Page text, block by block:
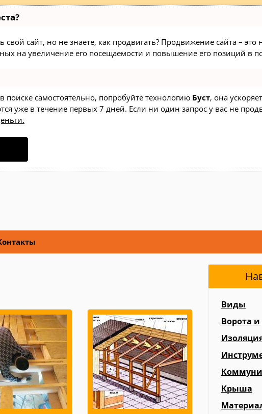
сайт, но не знаете, как продвигать? Продвижение сайта – это
на увеличение его посещаемости и повышение его позиций в
поиске самостоятельно, попробуйте технологию Буст, она
уже в течение первых 7 дней. Если ни один запрос у вас не
Виды
Ворота
Крыша